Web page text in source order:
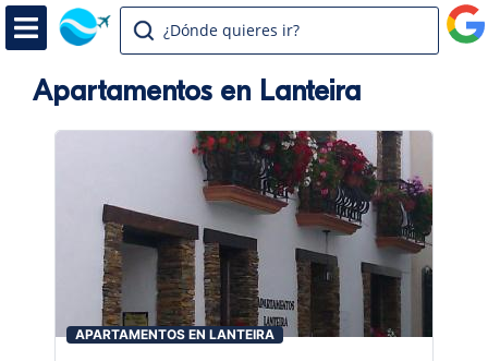
¿Dónde quieres ir?
Apartamentos en Lanteira
APARTAMENTOS EN LANTEIRA